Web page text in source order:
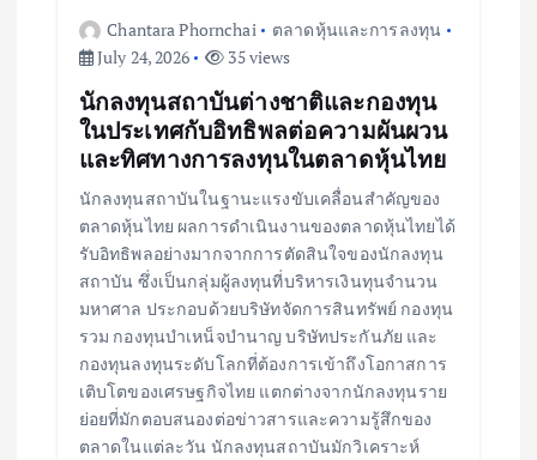
Chantara Phornchai
ตลาดหุ้นและการลงทุน
July 24, 2026
35 views
นักลงทุนสถาบันต่างชาติและกองทุน
ในประเทศกับอิทธิพลต่อความผันผวน
และทิศทางการลงทุนในตลาดหุ้นไทย
นักลงทุนสถาบันในฐานะแรงขับเคลื่อนสำคัญของ
ตลาดหุ้นไทย ผลการดำเนินงานของตลาดหุ้นไทยได้
รับอิทธิพลอย่างมากจากการตัดสินใจของนักลงทุน
สถาบัน ซึ่งเป็นกลุ่มผู้ลงทุนที่บริหารเงินทุนจำนวน
มหาศาล ประกอบด้วยบริษัทจัดการสินทรัพย์ กองทุน
รวม กองทุนบำเหน็จบำนาญ บริษัทประกันภัย และ
กองทุนลงทุนระดับโลกที่ต้องการเข้าถึงโอกาสการ
เติบโตของเศรษฐกิจไทย แตกต่างจากนักลงทุนราย
ย่อยที่มักตอบสนองต่อข่าวสารและความรู้สึกของ
ตลาดในแต่ละวัน นักลงทุนสถาบันมักวิเคราะห์